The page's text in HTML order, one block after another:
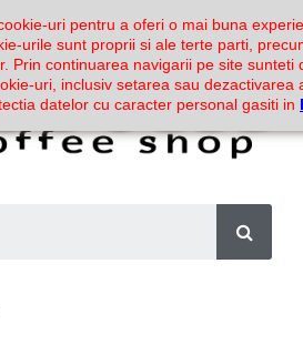
uri pentru a oferi o mai buna
urile sunt proprii si ale terte parti,
Prin continuarea navigarii pe site sunteti
uri, inclusiv setarea sau dezactivarea
datelor cu caracter personal gasiti in